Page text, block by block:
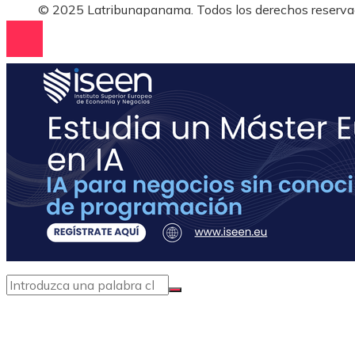
© 2025 Latribunapanama. Todos los derechos